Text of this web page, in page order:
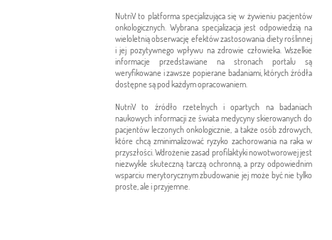
NutriV to platforma specjalizująca się w żywieniu pacjentów
onkologicznych. Wybrana specjalizacja jest odpowiedzią na
wieloletnią obserwację efektów zastosowania diety roślinnej
i jej pozytywnego wpływu na zdrowie człowieka. Wszelkie
informacje przedstawiane na stronach portalu są
weryfikowane i zawsze popierane badaniami, których źródła
dostępne są pod każdym opracowaniem.
NutriV to źródło rzetelnych i opartych na badaniach
naukowych informacji ze świata medycyny skierowanych do
pacjentów leczonych onkologicznie, a także osób zdrowych,
które chcą zminimalizować ryzyko zachorowania na raka w
przyszłości. Wdrożenie zasad profilaktyki nowotworowej jest
niezwykle skuteczną tarczą ochronną, a przy odpowiednim
wsparciu merytorycznym zbudowanie jej może być nie tylko
proste, ale i przyjemne.